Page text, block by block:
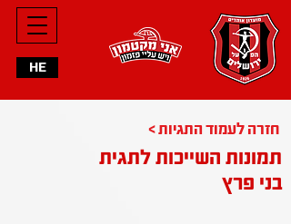
HE
< חזרה לעמוד התגיות
תמונות השייכות לתגית
בני פרץ